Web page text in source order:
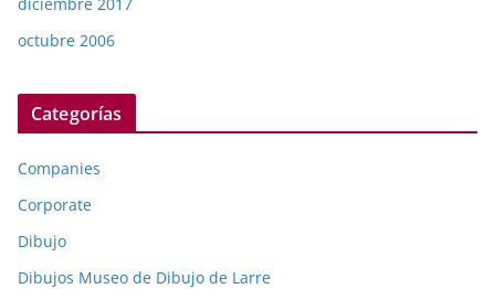
octubre 2006
Categorías
Companies
Corporate
Dibujo
Dibujos Museo de Dibujo de Larre